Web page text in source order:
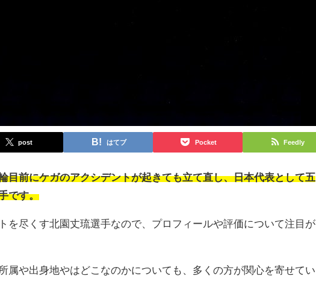
post はてブ Pocket Feedly
目前にケガのアクシデントが起きても立て直し、日本代表として五
です。
を尽くす北園丈琉選手なので、プロフィールや評価について注目が
属や出身地やはどこなのかについても、多くの方が関心を寄せてい